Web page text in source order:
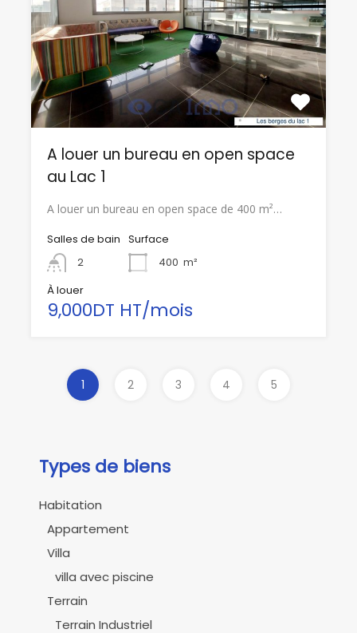
A louer un bureau en open space
au Lac 1
A louer un bureau en open space de 400 m²…
Salles de bain
2
Surface
400 m²
À louer
9,000DT HT/mois
1 2 3 4 5
Types de biens
Habitation
Appartement
Villa
villa avec piscine
Terrain
Terrain Industriel